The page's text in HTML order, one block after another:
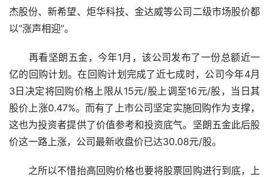
杰股份、新希望、炬华科技、金达威等公司二级市场股价都
以“涨声相迎”。
再看坚朗五金，今年1月，该公司发布了一份总额近一
亿的回购计划。在回购计划完成了近七成时，公司今年4月
3日决定将回购价格上限从15元/股上调至16元/股，当日其
股价上涨0.47%。而有了上市公司坚定实施回购作为支撑，
这也为投资者提供了价值参考和投资底气。坚朗五金此后股
价这一路上涨，公司最新收盘价已达30.08元/股。
之所以不惜抬高回购价格也要将股票回购进行到底，上